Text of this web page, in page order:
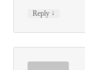
Reply ↓